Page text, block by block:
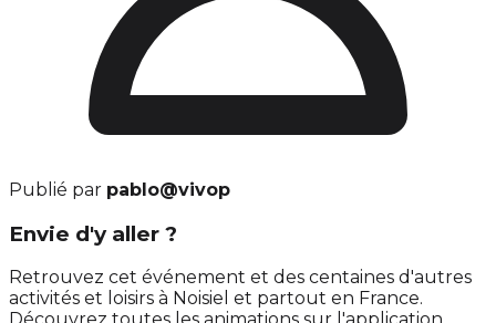
Publié par pablo@vivop
Envie d'y aller ?
Retrouvez cet événement et des centaines d'autres
activités et loisirs à Noisiel et partout en France.